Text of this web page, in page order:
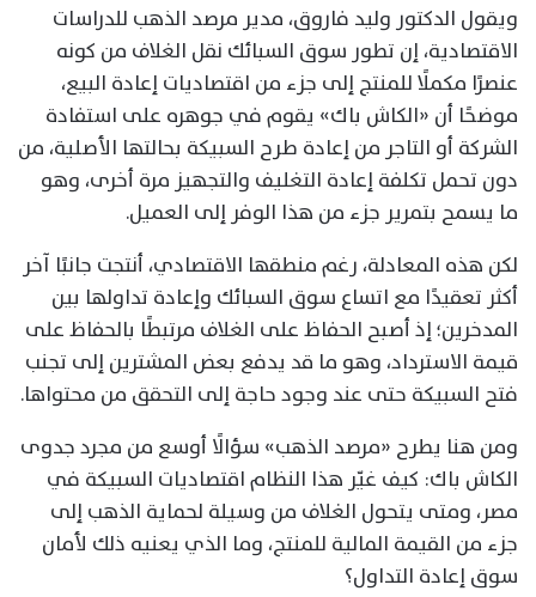
ويقول الدكتور وليد فاروق، مدير مرصد الذهب للدراسات
الاقتصادية، إن تطور سوق السبائك نقل الغلاف من كونه
عنصرًا مكملًا للمنتج إلى جزء من اقتصاديات إعادة البيع،
موضحًا أن «الكاش باك» يقوم في جوهره على استفادة
الشركة أو التاجر من إعادة طرح السبيكة بحالتها الأصلية، من
دون تحمل تكلفة إعادة التغليف والتجهيز مرة أخرى، وهو
ما يسمح بتمرير جزء من هذا الوفر إلى العميل.
لكن هذه المعادلة، رغم منطقها الاقتصادي، أنتجت جانبًا آخر
أكثر تعقيدًا مع اتساع سوق السبائك وإعادة تداولها بين
المدخرين؛ إذ أصبح الحفاظ على الغلاف مرتبطًا بالحفاظ على
قيمة الاسترداد، وهو ما قد يدفع بعض المشترين إلى تجنب
فتح السبيكة حتى عند وجود حاجة إلى التحقق من محتواها.
ومن هنا يطرح «مرصد الذهب» سؤالًا أوسع من مجرد جدوى
الكاش باك: كيف غيّر هذا النظام اقتصاديات السبيكة في
مصر، ومتى يتحول الغلاف من وسيلة لحماية الذهب إلى
جزء من القيمة المالية للمنتج، وما الذي يعنيه ذلك لأمان
سوق إعادة التداول؟